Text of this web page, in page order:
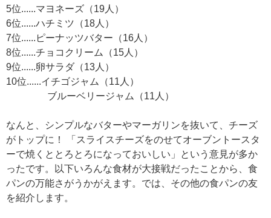
5位......マヨネーズ（19人）
6位......ハチミツ（18人）
7位......ピーナッツバター（16人）
8位......チョコクリーム（15人）
9位......卵サラダ（13人）
10位......イチゴジャム（11人）
ブルーベリージャム（11人）
なんと、シンプルなバターやマーガリンを抜いて、チーズ
がトップに！ 「スライスチーズをのせてオーブントースタ
ーで焼くととろとろになっておいしい」という意見が多か
ったです。以下いろんな食材が大接戦だったことから、食
パンの万能さがうかがえます。では、その他の食パンの友
を紹介します。